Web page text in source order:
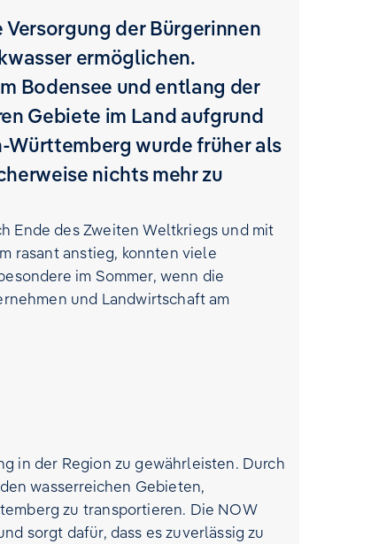
der Bürgerinnen
ermöglichen.
Bodensee und entlang der
Gebiete im Land aufgrund
Württemberg wurde früher als
nichts mehr zu
Ende des Zweiten Weltkriegs und mit
rasant anstieg, konnten viele
im Sommer, wenn die
und Landwirtschaft am
in der Region zu gewährleisten. Durch
wasserreichen Gebieten,
zu transportieren. Die NOW
sorgt dafür, dass es zuverlässig zu